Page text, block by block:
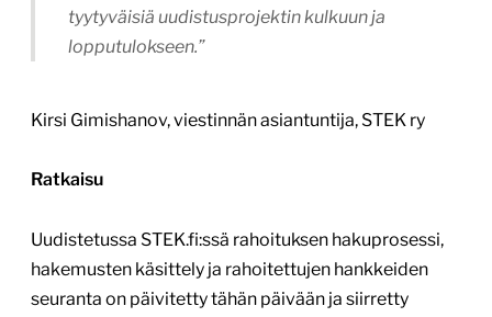
tyytyväisiä uudistusprojektin kulkuun ja
lopputulokseen.”
Kirsi Gimishanov, viestinnän asiantuntija, STEK ry
Ratkaisu
Uudistetussa STEK.fi:ssä rahoituksen hakuprosessi,
hakemusten käsittely ja rahoitettujen hankkeiden
seuranta on päivitetty tähän päivään ja siirretty